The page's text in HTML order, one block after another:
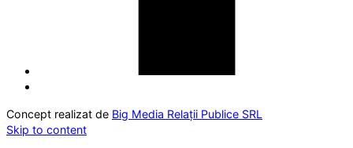
Concept realizat de Big Media Relații Publice SRL
Skip to content